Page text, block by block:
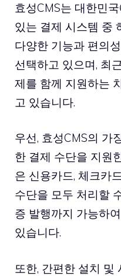
효성CMS는 대한민
있는 결제 시스템 중
다양한 기능과 편의
선택하고 있으며, 최
제를 함께 지원하는
고 있습니다.
우선, 효성CMS의 가
한 결제 수단을 지원
은 신용카드, 체크카
수단을 모두 처리할
증 발행까지 가능하
있습니다.
또한, 간편한 설치 및